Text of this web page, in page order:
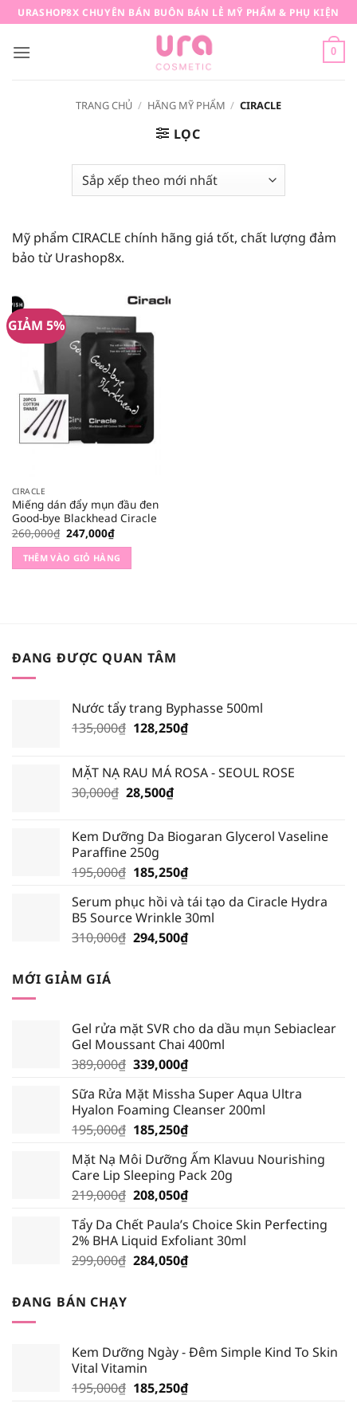
qua
nội
URASHOP8X CHUYÊN BÁN BUÔN BÁN LẺ MỸ PHẨM & PHỤ KIỆN
0
TRANG CHỦ / HÃNG MỸ PHẨM / CIRACLE
LỌC
Mỹ phẩm CIRACLE chính hãng giá tốt, chất lượng đảm
bảo từ Urashop8x.
GIẢM 5%
CIRACLE
Miếng dán đẩy mụn đầu đen
Good-bye Blackhead Ciracle
260,000₫ Giá
gốc
là:
260,000₫.
247,000₫Giá
hiện
tại
là:
247,000₫.
THÊM VÀO GIỎ HÀNG
ĐANG ĐƯỢC QUAN TÂM
Nước tẩy trang Byphasse 500ml
135,000₫ Giá
135,000₫.
128,250₫Giá
là:
MẶT NẠ RAU MÁ ROSA - SEOUL ROSE
30,000₫ Giá
30,000₫.
28,500₫Giá
là:
Kem Dưỡng Da Biogaran Glycerol Vaseline
Paraffine 250g
195,000₫ Giá
là:
195,000₫.
185,250₫Giá
tại
là:
185,250₫.
Serum phục hồi và tái tạo da Ciracle Hydra
B5 Source Wrinkle 30ml
310,000₫ Giá
294,500₫Giá
MỚI GIẢM GIÁ
Gel rửa mặt SVR cho da dầu mụn Sebiaclear
Gel Moussant Chai 400ml
389,000₫ Giá
là:
389,000₫.
339,000₫Giá
tại
là:
339,000₫.
Sữa Rửa Mặt Missha Super Aqua Ultra
Hyalon Foaming Cleanser 200ml
195,000₫ Giá
là:
195,000₫.
185,250₫Giá
tại
là:
185,250₫.
Mặt Nạ Môi Dưỡng Ẩm Klavuu Nourishing
Care Lip Sleeping Pack 20g
219,000₫ Giá
là:
219,000₫.
208,050₫Giá
tại
là:
208,050₫.
Tẩy Da Chết Paula’s Choice Skin Perfecting
2% BHA Liquid Exfoliant 30ml
299,000₫ Giá
284,050₫Giá
ĐANG BÁN CHẠY
Kem Dưỡng Ngày - Đêm Simple Kind To Skin
Vital Vitamin
195,000₫ Giá
185,250₫Giá